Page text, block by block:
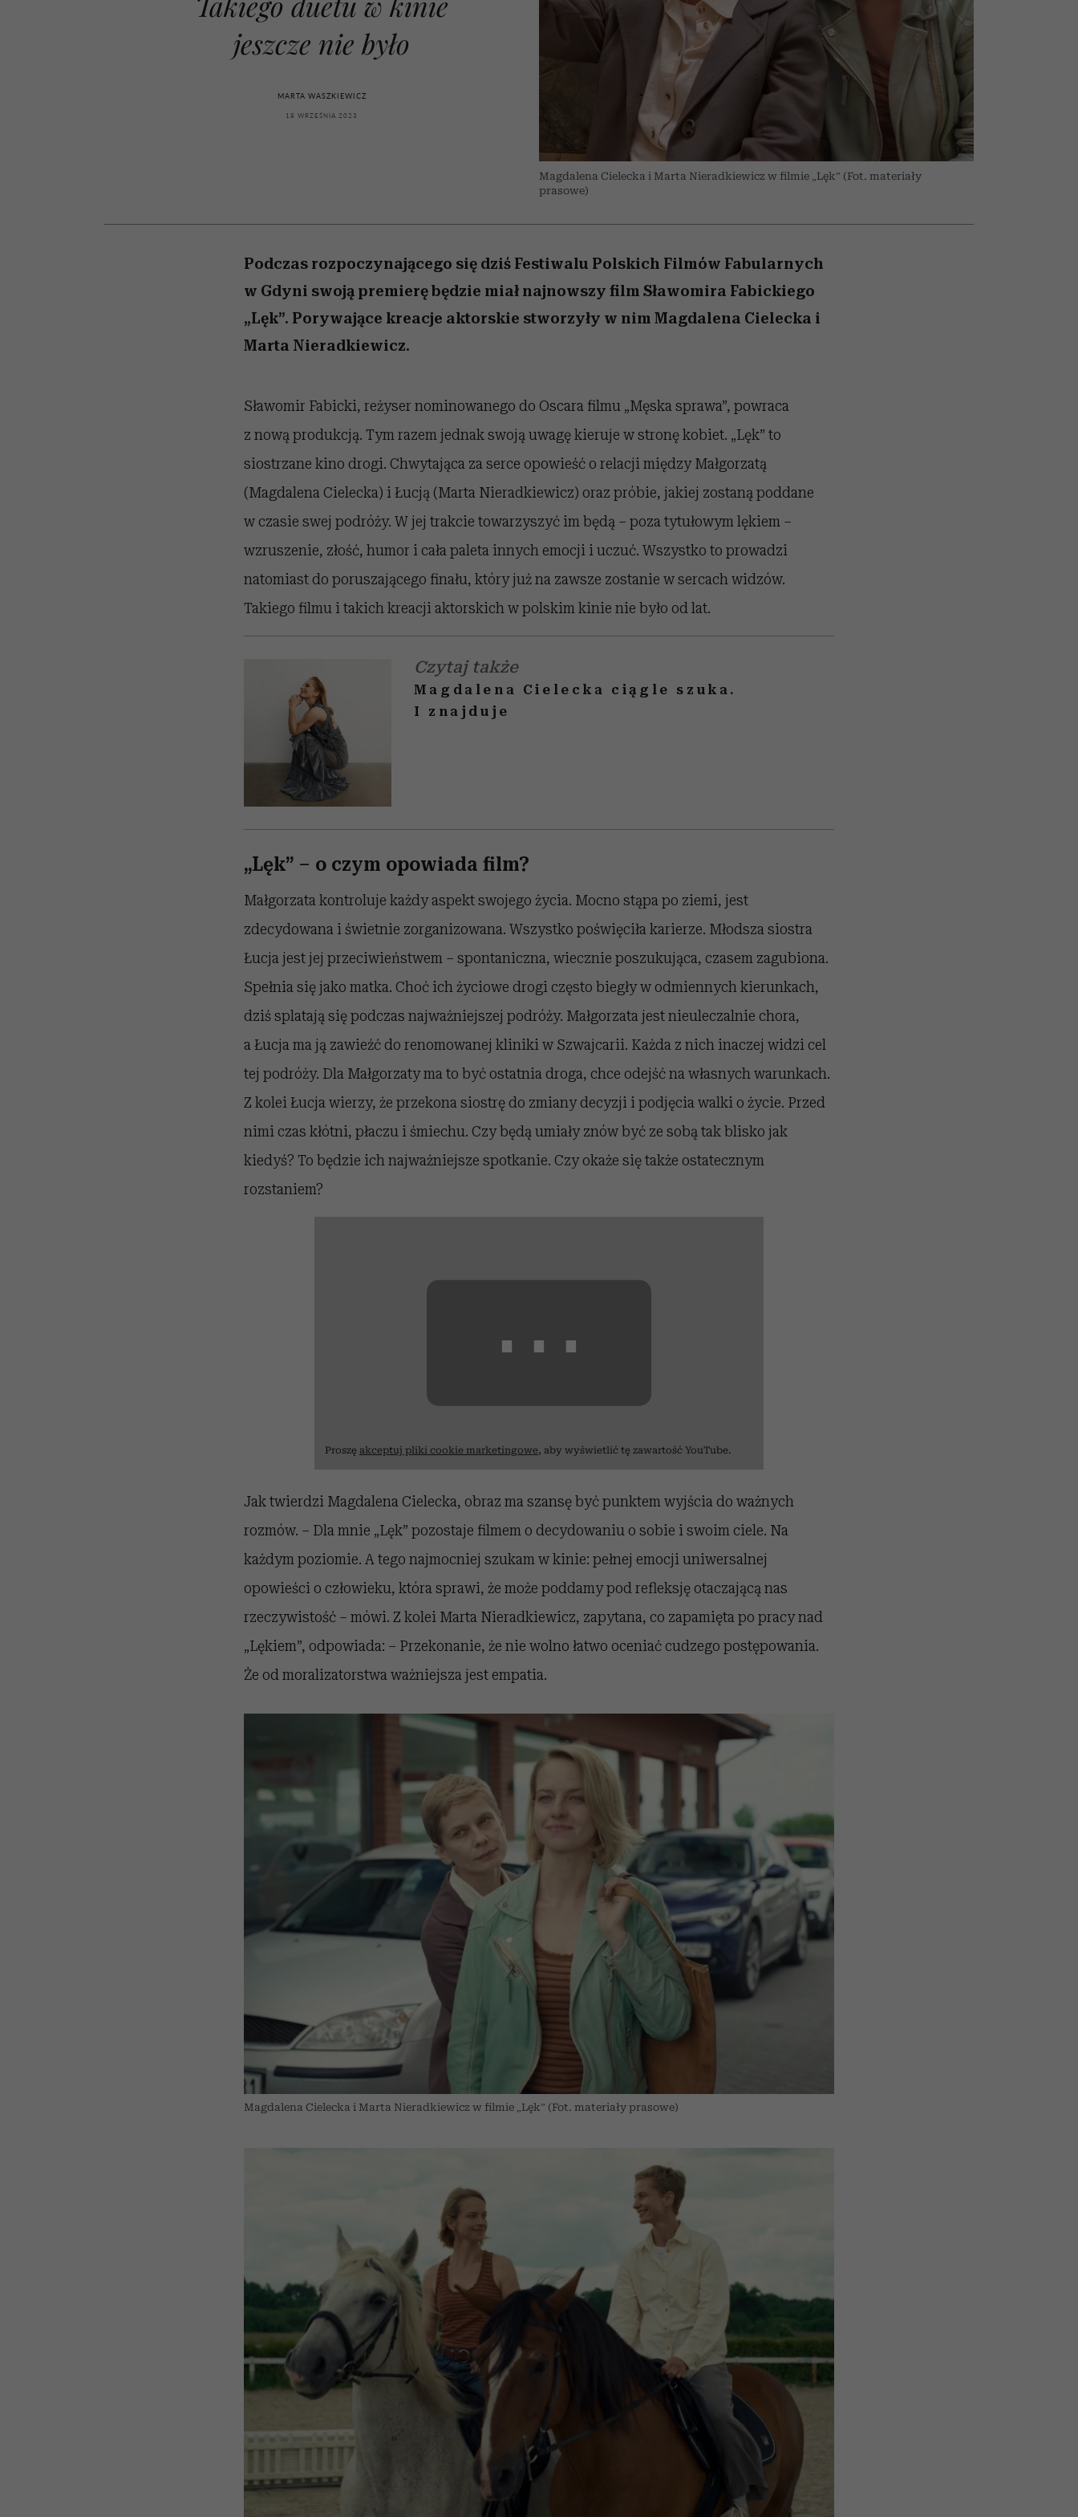
oglądanych na Netflixie
najbardziej pożądane
ubrania i marki sezonu
odc. 7]
jeszcze nie było
MARTA WASZKIEWICZ
18 WRZEŚNIA 2023
Magdalena Cielecka i Marta Nieradkiewicz w filmie „Lęk” (Fot. materiały
prasowe)
Podczas rozpoczynającego się dziś Festiwalu Polskich Filmów Fabularnych
w Gdyni swoją premierę będzie miał najnowszy film Sławomira Fabickiego
„Lęk”. Porywające kreacje aktorskie stworzyły w nim Magdalena Cielecka i
Marta Nieradkiewicz.
Sławomir Fabicki, reżyser nominowanego do Oscara filmu „Męska sprawa”, powraca
z nową produkcją. Tym razem jednak swoją uwagę kieruje w stronę kobiet. „Lęk” to
siostrzane kino drogi. Chwytająca za serce opowieść o relacji między Małgorzatą
(Magdalena Cielecka) i Łucją (Marta Nieradkiewicz) oraz próbie, jakiej zostaną poddane
w czasie swej podróży. W jej trakcie towarzyszyć im będą – poza tytułowym lękiem –
wzruszenie, złość, humor i cała paleta innych emocji i uczuć. Wszystko to prowadzi
natomiast do poruszającego finału, który już na zawsze zostanie w sercach widzów.
Takiego filmu i takich kreacji aktorskich w polskim kinie nie było od lat.
Czytaj także
Magdalena Cielecka ciągle szuka.
I znajduje
„Lęk” – o czym opowiada film?
Małgorzata kontroluje każdy aspekt swojego życia. Mocno stąpa po ziemi, jest
zdecydowana i świetnie zorganizowana. Wszystko poświęciła karierze. Młodsza siostra
Łucja jest jej przeciwieństwem – spontaniczna, wiecznie poszukująca, czasem zagubiona.
Spełnia się jako matka. Choć ich życiowe drogi często biegły w odmiennych kierunkach,
dziś splatają się podczas najważniejszej podróży. Małgorzata jest nieuleczalnie chora,
a Łucja ma ją zawieźć do renomowanej kliniki w Szwajcarii. Każda z nich inaczej widzi cel
tej podróży. Dla Małgorzaty ma to być ostatnia droga, chce odejść na własnych warunkach.
Z kolei Łucja wierzy, że przekona siostrę do zmiany decyzji i podjęcia walki o życie. Przed
nimi czas kłótni, płaczu i śmiechu. Czy będą umiały znów być ze sobą tak blisko jak
kiedyś? To będzie ich najważniejsze spotkanie. Czy okaże się także ostatecznym
rozstaniem?
⋯
Proszę akceptuj pliki cookie marketingowe, aby wyświetlić tę zawartość YouTube.
Jak twierdzi Magdalena Cielecka, obraz ma szansę być punktem wyjścia do ważnych
rozmów. – Dla mnie „Lęk” pozostaje filmem o decydowaniu o sobie i swoim ciele. Na
każdym poziomie. A tego najmocniej szukam w kinie: pełnej emocji uniwersalnej
opowieści o człowieku, która sprawi, że może poddamy pod refleksję otaczającą nas
rzeczywistość – mówi. Z kolei Marta Nieradkiewicz, zapytana, co zapamięta po pracy nad
„Lękiem”, odpowiada: – Przekonanie, że nie wolno łatwo oceniać cudzego postępowania.
Że od moralizatorstwa ważniejsza jest empatia.
Magdalena Cielecka i Marta Nieradkiewicz w filmie „Lęk” (Fot. materiały prasowe)